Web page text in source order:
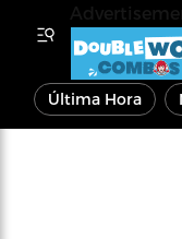
Última Hora